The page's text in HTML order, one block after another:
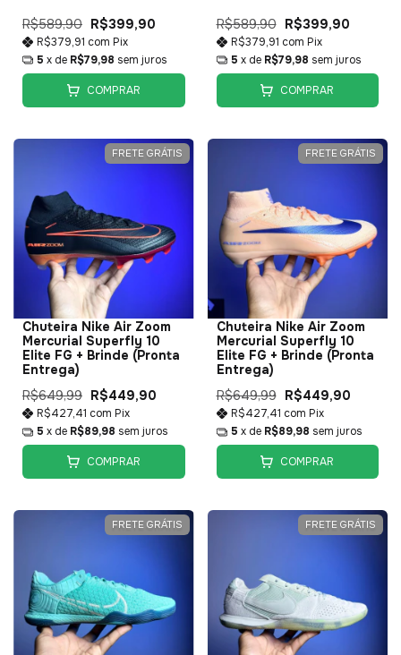
R$589,90 R$399,90
R$379,91 com Pix
5 x de R$79,98 sem juros
COMPRAR
R$589,90 R$399,90
R$379,91 com Pix
5 x de R$79,98 sem juros
COMPRAR
FRETE GRÁTIS
Chuteira Nike Air Zoom
Mercurial Superfly 10
Elite FG + Brinde (Pronta
Entrega)
R$649,99 R$449,90
R$427,41 com Pix
5 x de R$89,98 sem juros
COMPRAR
FRETE GRÁTIS
Chuteira Nike Air Zoom
Mercurial Superfly 10
Elite FG + Brinde (Pronta
Entrega)
R$649,99 R$449,90
R$427,41 com Pix
5 x de R$89,98 sem juros
COMPRAR
FRETE GRÁTIS FRETE GRÁTIS